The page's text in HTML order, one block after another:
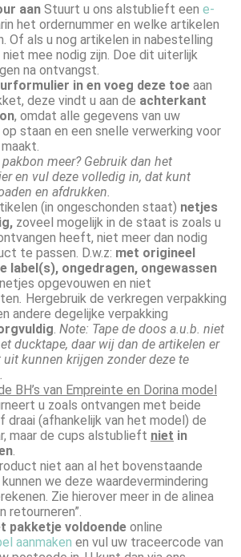
aan Stuurt u ons alstublieft een e-
het ordernummer en welke artikelen
Of als u nog artikelen in nabestelling
mee nodig zijn. Doe dit uiterlijk
na ontvangst.
in en voeg deze toe aan
deze vindt u aan de achterkant
, omdat alle gegevens van uw
staan en een snelle verwerking voor
meer? Gebruik dan het
en vul deze volledig in, dat kunt
en afdrukken.
(in ongeschonden staat) netjes
zoveel mogelijk in de staat is zoals u
heeft, niet meer dan nodig
te passen. D.w.z: met origineel
label(s), ongedragen, ongewassen
netjes opgevouwen en niet
Hergebruik de verkregen verpakking
andere degelijke verpakking
Note: Tape de doos a.u.b. niet
ducktape, daar wij dan de artikelen er
kunnen krijgen zonder deze te
BH’s van Empreinte en Dorina model
u zoals ontvangen met beide
draai (afhankelijk van het model) de
maar de cups alstublieft niet in
niet aan al het bovenstaande
we deze waardevermindering
Zie hierover meer in de alinea
retourneren”.
pakketje voldoende online
aanmaken en vul uw traceercode van